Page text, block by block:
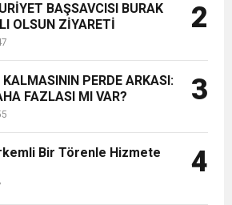
BAŞSAVCISI BURAK
OLSUN ZİYARETİ
2
KALMASININ PERDE ARKASI:
FAZLASI MI VAR?
3
Bir Törenle Hizmete
4